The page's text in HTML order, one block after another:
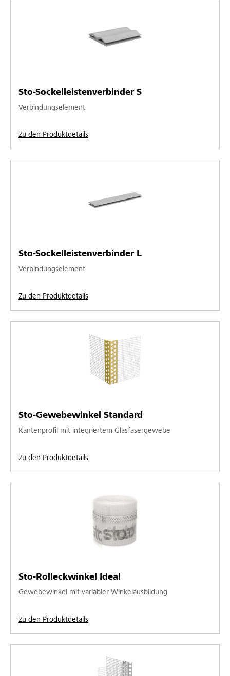
Sto-Sockelleistenverbinder S
Verbindungselement
Zu den Produktdetails
Sto-Sockelleistenverbinder L
Verbindungselement
Zu den Produktdetails
Sto-Gewebewinkel Standard
Kantenprofil mit integriertem Glasfasergewebe
Zu den Produktdetails
Sto-Rolleckwinkel Ideal
Gewebewinkel mit variabler Winkelausbildung
Zu den Produktdetails